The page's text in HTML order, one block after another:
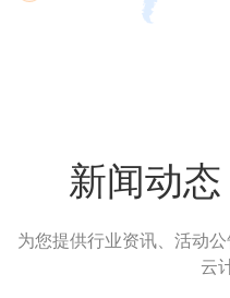
新闻动
为您提供行业资讯、活动
云